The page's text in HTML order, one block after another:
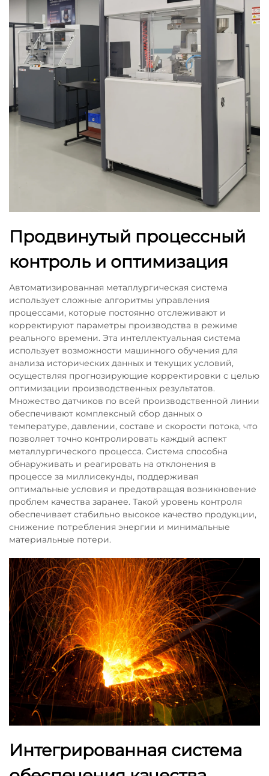
Продвинутый процессный
контроль и оптимизация
Автоматизированная металлургическая система
использует сложные алгоритмы управления
процессами, которые постоянно отслеживают и
корректируют параметры производства в режиме
реального времени. Эта интеллектуальная система
использует возможности машинного обучения для
анализа исторических данных и текущих условий,
осуществляя прогнозирующие корректировки с целью
оптимизации производственных результатов.
Множество датчиков по всей производственной линии
обеспечивают комплексный сбор данных о
температуре, давлении, составе и скорости потока, что
позволяет точно контролировать каждый аспект
металлургического процесса. Система способна
обнаруживать и реагировать на отклонения в
процессе за миллисекунды, поддерживая
оптимальные условия и предотвращая возникновение
проблем качества заранее. Такой уровень контроля
обеспечивает стабильно высокое качество продукции,
снижение потребления энергии и минимальные
материальные потери.
Интегрированная система